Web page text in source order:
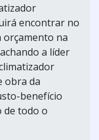
encontrar no
orçamento na
a líder
obra da
benefício
de todo o